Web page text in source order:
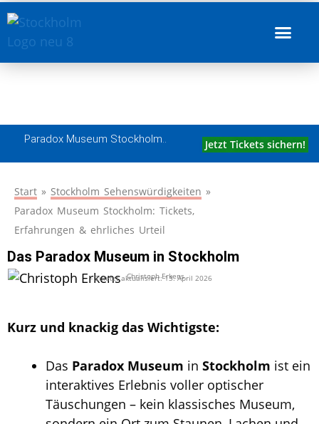
Paradox Museum Stockholm: Tickets,
Erfahrungen & ehrliches Urteil
Paradox Museum Stockholm.. Jetzt Tickets sichern!
Start » Stockholm Sehenswürdigkeiten »
Paradox Museum Stockholm: Tickets,
Erfahrungen & ehrliches Urteil
Das Paradox Museum in Stockholm
Christoph Erkens
- Zuletzt aktualisiert:13. April 2026
Kurz und knackig das Wichtigste:
Das Paradox Museum in Stockholm ist ein
interaktives Erlebnis voller optischer
Täuschungen – kein klassisches Museum,